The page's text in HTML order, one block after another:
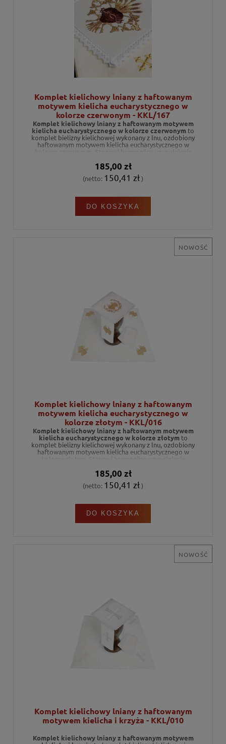
Komplet kielichowy lniany z haftowanym
motywem kielicha eucharystycznego w
kolorze czerwonym - KKL/167
Komplet kielichowy lniany z haftowanym motywem
kielicha eucharystycznego w kolorze czerwonym to
komplet bielizny kielichowej wykonany z lnu, ozdobiony
haftowanym motywem kielicha eucharystycznego w
kolorze czerwonym. Stanowi harmonijne uzupełnienie
185,00 zł
(netto: 150,41 zł)
DO KOSZYKA
Komplet kielichowy lniany z haftowanym
motywem kielicha eucharystycznego w
kolorze złotym - KKL/016
Komplet kielichowy lniany z haftowanym motywem
kielicha eucharystycznego w kolorze złotymto
komplet bielizny kielichowej wykonany z lnu, ozdobiony
haftowanym motywem kielicha eucharystycznego w
kolorze złotym. Stanowi harmonijne uzupełnienie
185,00 zł
(netto: 150,41 zł)
DO KOSZYKA
NOWOŚĆ
Komplet kielichowy lniany z haftowanym
motywem kielicha i krzyża - KKL/010
Komplet kielichowy lniany z haftowanym motywem
NOWOŚĆ